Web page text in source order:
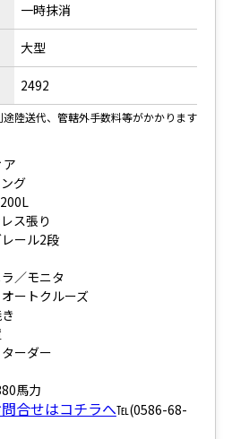
一時抹消
大型
2492
陸送代、管轄外手数料等がかかります
グ
ス張り
ール2段
／モニタ
ートクルーズ
ーダー
馬力
合せはコチラへ℡(0586-68-